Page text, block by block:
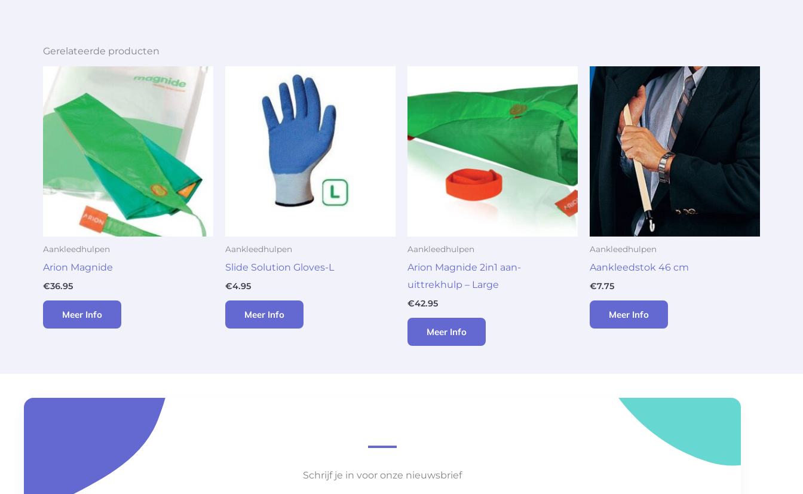
Gerelateerde producten
Aankleedhulpen
Arion Magnide
€36.95
Meer Info
Aankleedhulpen
Slide Solution Gloves-L
€4.95
Meer Info
Aankleedhulpen
Arion Magnide 2in1 aan-
uittrekhulp – Large
€42.95
Meer Info
Aankleedhulpen
Aankleedstok 46 cm
€7.75
Meer Info
Schrijf je in voor onze nieuwsbrief